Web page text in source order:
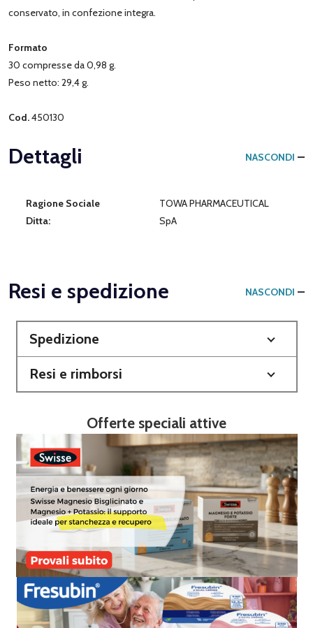
conservato, in confezione integra.
Formato
30 compresse da 0,98 g.
Peso netto: 29,4 g.
Cod.450130
Dettagli NASCONDI
Ragione Sociale
Ditta:
TOWA PHARMACEUTICAL
SpA
Resi e spedizione NASCONDI
Spedizione
Resi e rimborsi
Offerte speciali attive